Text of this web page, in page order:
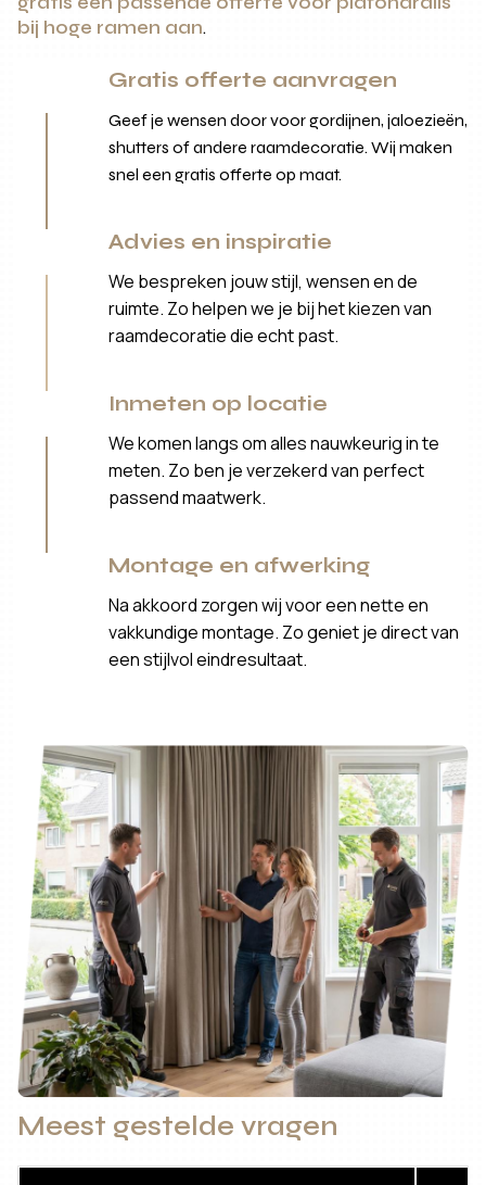
bij hoge ramen aan.
Gratis offerte aanvragen
Geef je wensen door voor gordijnen, jaloezieën,
shutters of andere raamdecoratie. Wij maken
snel een gratis offerte op maat.
Advies en inspiratie
We bespreken jouw stijl, wensen en de
ruimte. Zo helpen we je bij het kiezen van
raamdecoratie die echt past.
Inmeten op locatie
We komen langs om alles nauwkeurig in te
meten. Zo ben je verzekerd van perfect
passend maatwerk.
Montage en afwerking
Na akkoord zorgen wij voor een nette en
vakkundige montage. Zo geniet je direct van
een stijlvol eindresultaat.
Meest gestelde vragen